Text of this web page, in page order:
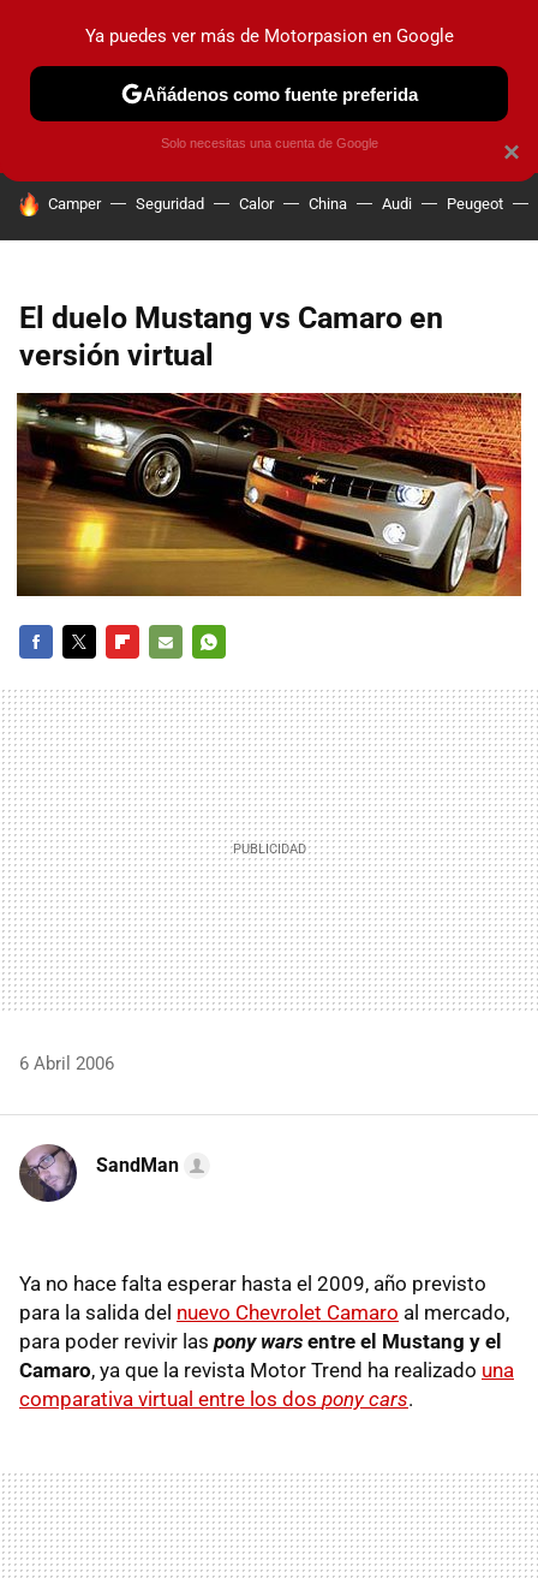
PRUEBAS COCHES ELÉCTRICOS OBSERVATORIO
HOY SE HABLA DE
Camper Seguridad Calor China Audi Peugeot
El duelo Mustang vs Camaro en
versión virtual
MAIL
6 Abril 2006
SandMan
Ya no hace falta esperar hasta el 2009, año previsto
para la salida del nuevo Chevrolet Camaro al mercado,
para poder revivir las pony wars entre el Mustang y el
Camaro, ya que la revista Motor Trend ha realizado una
comparativa virtual entre los dos pony cars.
×
Ya puedes ver más de Motorpasion en Google
Añádenos como fuente preferida
Solo necesitas una cuenta de Google